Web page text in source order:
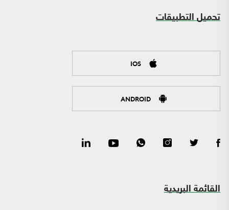
تحميل التطبيقات
IOS
ANDROID
القائمة البريدية